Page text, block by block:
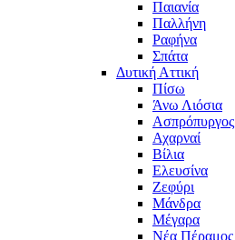
Παιανία
Παλλήνη
Ραφήνα
Σπάτα
Δυτική Αττική
Πίσω
Άνω Λιόσια
Ασπρόπυργος
Αχαρναί
Βίλια
Ελευσίνα
Ζεφύρι
Μάνδρα
Μέγαρα
Νέα Πέραμος